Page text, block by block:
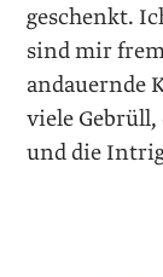
geschenkt.
sind mir
andauernde
viele
und die